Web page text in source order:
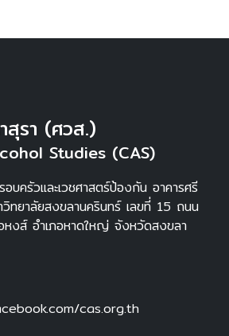
รา (ศวส.)
Studies (CAS)
อบครัวและเวชศาสตร์ป้องกัน อาคารศรี
ทยาลัยสงขลานครินทร์ เลขที่ 15 ถนน
งส์ อำเภอหาดใหญ่ จังหวัดสงขลา
cas.org.th